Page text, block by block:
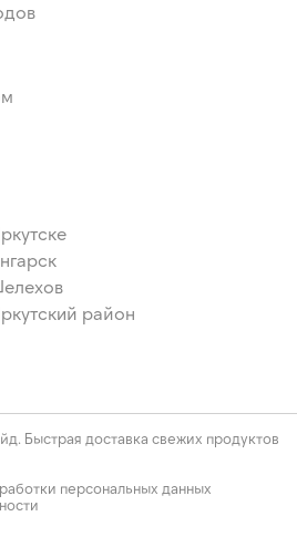
район
Быстрая доставка свежих продуктов
персональных данных